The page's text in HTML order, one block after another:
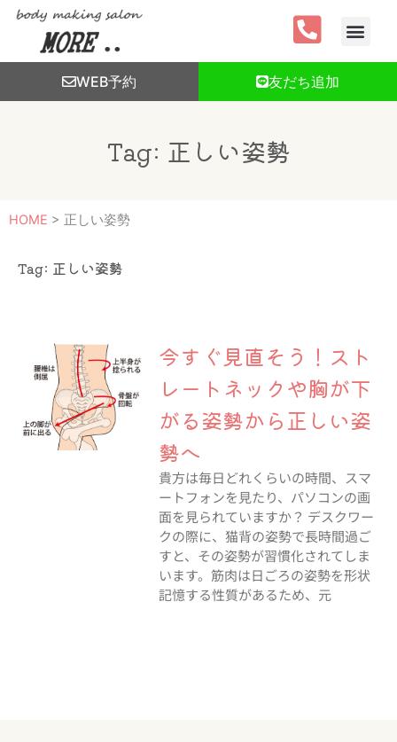
WEB予約 友だち追加
Tag: 正しい姿勢
HOME > 正しい姿勢
Tag: 正しい姿勢
今すぐ見直そう！スト
レートネックや胸が下
がる姿勢から正しい姿
勢へ
貴方は毎日どれくらいの時間、スマ
ートフォンを見たり、パソコンの画
面を見られていますか？ デスクワー
クの際に、猫背の姿勢で長時間過ご
すと、その姿勢が習慣化されてしま
います。筋肉は日ごろの姿勢を形状
記憶する性質があるため、元